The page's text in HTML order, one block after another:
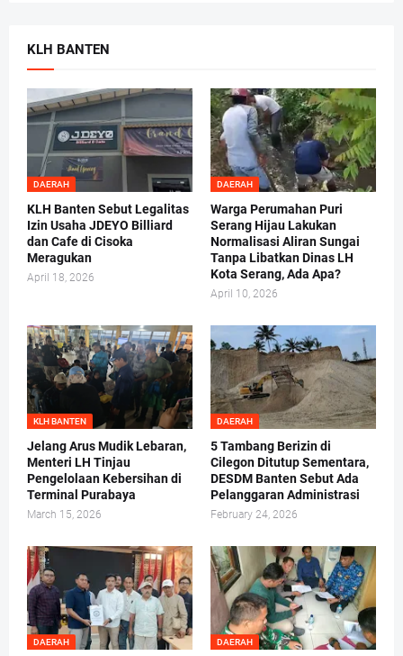
KLH BANTEN
DAERAH
KLH Banten Sebut Legalitas
Izin Usaha JDEYO Billiard
dan Cafe di Cisoka
Meragukan
April 18, 2026
DAERAH
Warga Perumahan Puri
Serang Hijau Lakukan
Normalisasi Aliran Sungai
Tanpa Libatkan Dinas LH
Kota Serang, Ada Apa?
April 10, 2026
KLH BANTEN
Jelang Arus Mudik Lebaran,
Menteri LH Tinjau
Pengelolaan Kebersihan di
Terminal Purabaya
March 15, 2026
DAERAH
5 Tambang Berizin di
Cilegon Ditutup Sementara,
DESDM Banten Sebut Ada
Pelanggaran Administrasi
February 24, 2026
DAERAH DAERAH